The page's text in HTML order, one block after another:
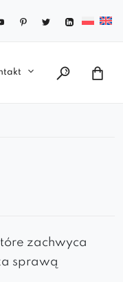
zachwyca
sprawą